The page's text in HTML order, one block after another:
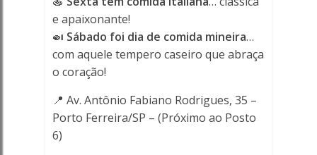
e apaixonante!
🍛 Sábado foi dia de comida mineira…
com aquele tempero caseiro que abraça
o coração!
📍 Av. Antônio Fabiano Rodrigues, 35 –
Porto Ferreira/SP – (Próximo ao Posto
6)